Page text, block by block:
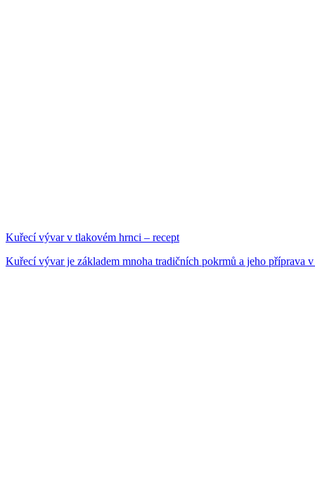
Kuřecí vývar v tlakovém hrnci – recept
Kuřecí vývar je základem mnoha tradičních pokrmů a jeho příprava